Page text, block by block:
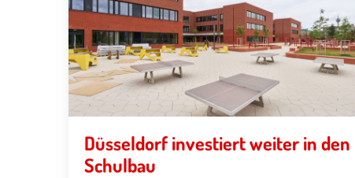
Düsseldorf investiert weiter in den
Schulbau